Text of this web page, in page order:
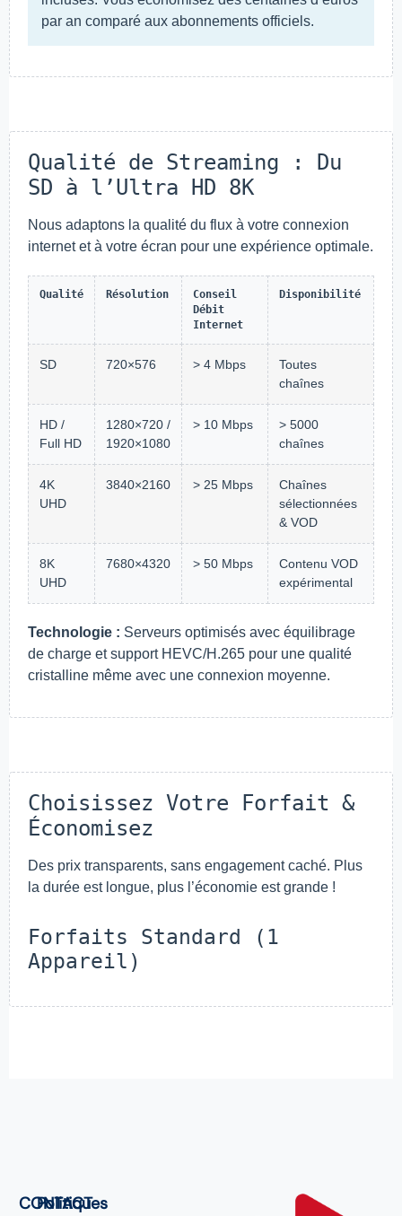
par an comparé aux abonnements officiels.
Qualité de Streaming : Du
SD à l’Ultra HD 8K
Nous adaptons la qualité du flux à votre connexion
internet et à votre écran pour une expérience optimale.
Qualité Résolution
Conseil
Débit
Internet
Disponibilité
SD 720×576 > 4 Mbps
Toutes
chaînes
HD /
Full HD
1280×720 /
1920×1080
> 10 Mbps
> 5000
chaînes
4K
UHD
3840×2160 > 25 Mbps
Chaînes
sélectionnées
& VOD
8K
UHD
7680×4320 > 50 Mbps
Contenu VOD
expérimental
Technologie : Serveurs optimisés avec équilibrage
de charge et support HEVC/H.265 pour une qualité
cristalline même avec une connexion moyenne.
Choisissez Votre Forfait &
Économisez
Des prix transparents, sans engagement caché. Plus
la durée est longue, plus l’économie est grande !
Forfaits Standard (1
Appareil)
CONTACT
Politiques